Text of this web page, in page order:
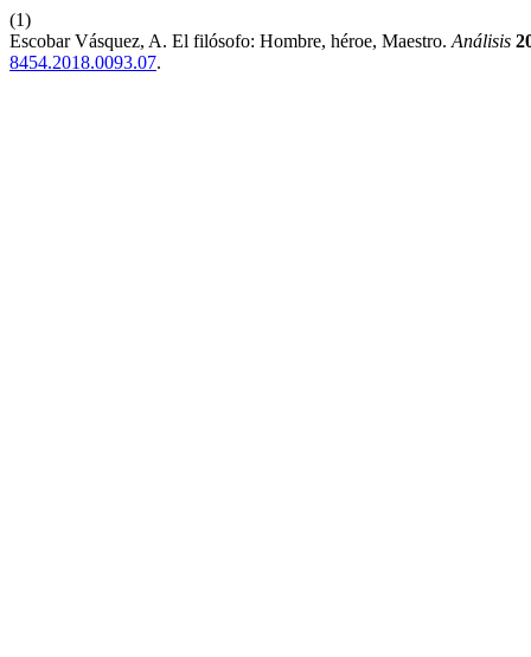
(1)
Escobar Vásquez, A. El filósofo: Hombre, héroe, Maestro. Análisis
8454.2018.0093.07.